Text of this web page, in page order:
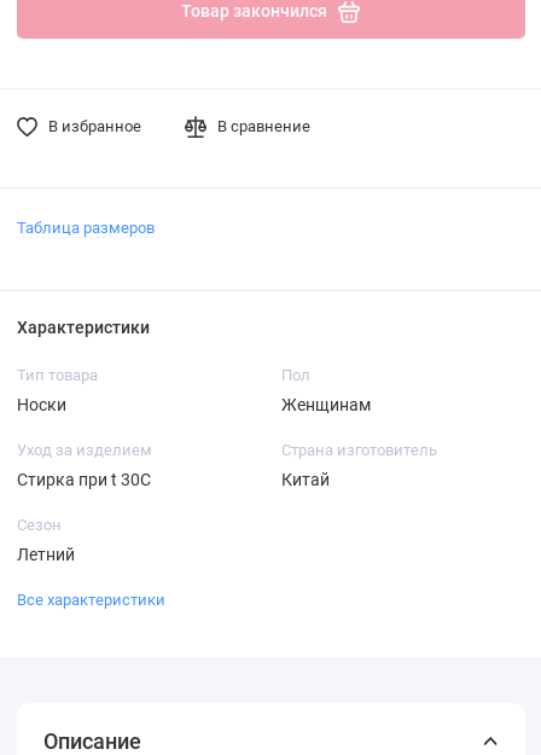
Товар закончился
В избранное В сравнение
Таблица размеров
Характеристики
Тип товара
Носки
Пол
Женщинам
Уход за изделием
Стирка при t 30С
Страна изготовитель
Китай
Сезон
Летний
Все характеристики
Описание